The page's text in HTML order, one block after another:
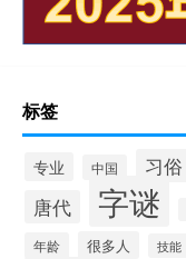
标签
专业 中国 习俗
唐代 字谜
年龄 很多人 技能